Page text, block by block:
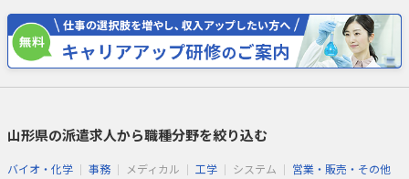
山形県の派遣求人から職種分野を絞り込む
バイオ・化学 事務 メディカル 工学 システム 営業・販売・その他